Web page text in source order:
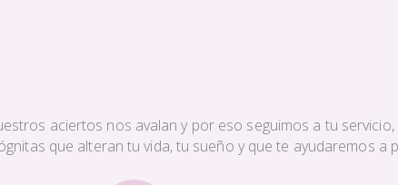
aciertos nos avalan y por eso seguimos a tu
que alteran tu vida, tu sueño y que te ayudaremos a